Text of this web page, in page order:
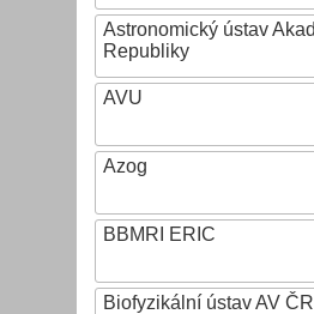
Astronomický ústav
Republiky
AVU
Azog
BBMRI ERIC
Biofyzikální ústav AV ČR